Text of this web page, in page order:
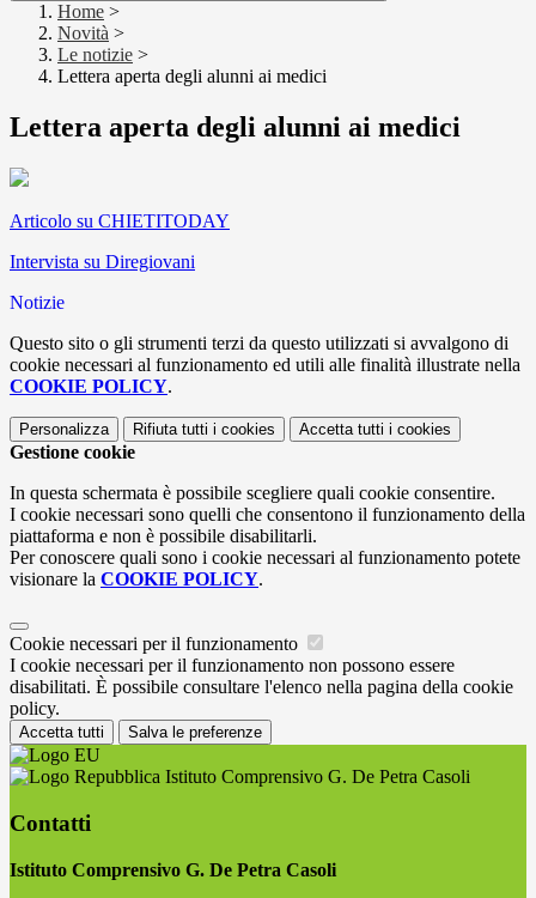
Home >
Novità >
Le notizie >
Lettera aperta degli alunni ai medici
Lettera aperta degli alunni ai medici
Articolo su CHIETITODAY
Intervista su Diregiovani
Notizie
Questo sito o gli strumenti terzi da questo utilizzati si avvalgono di
cookie necessari al funzionamento ed utili alle finalità illustrate nella
COOKIE POLICY.
Personalizza Rifiuta tutti i cookies Accetta tutti i cookies
Gestione cookie
In questa schermata è possibile scegliere quali cookie consentire.
I cookie necessari sono quelli che consentono il funzionamento della
piattaforma e non è possibile disabilitarli.
Per conoscere quali sono i cookie necessari al funzionamento potete
visionare la COOKIE POLICY.
Cookie necessari per il funzionamento
I cookie necessari per il funzionamento non possono essere
disabilitati. È possibile consultare l'elenco nella pagina della cookie
policy.
Accetta tutti Salva le preferenze
Istituto Comprensivo G. De Petra Casoli
Contatti
Istituto Comprensivo G. De Petra Casoli